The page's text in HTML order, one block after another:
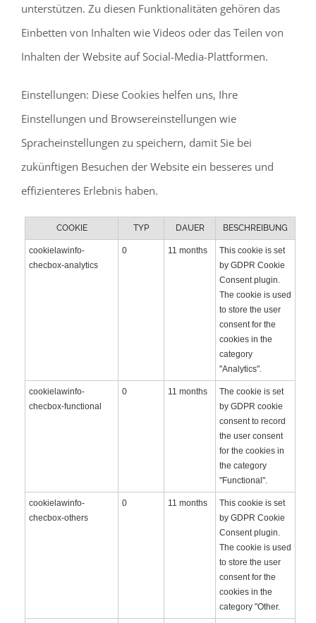
unterstützen. Zu diesen Funktionalitäten gehören das
Einbetten von Inhalten wie Videos oder das Teilen von
Inhalten der Website auf Social-Media-Plattformen.
Einstellungen: Diese Cookies helfen uns, Ihre
Einstellungen und Browsereinstellungen wie
Spracheinstellungen zu speichern, damit Sie bei
zukünftigen Besuchen der Website ein besseres und
effizienteres Erlebnis haben.
COOKIE TYP DAUER BESCHREIBUNG
cookielawinfo-
checbox-analytics
0 11 months
This cookie is set
by GDPR Cookie
Consent plugin.
The cookie is used
to store the user
consent for the
cookies in the
category
"Analytics".
cookielawinfo-
checbox-functional
0 11 months
The cookie is set
by GDPR cookie
consent to record
the user consent
for the cookies in
the category
"Functional".
cookielawinfo-
checbox-others
0 11 months
This cookie is set
by GDPR Cookie
Consent plugin.
The cookie is used
to store the user
consent for the
cookies in the
category "Other.